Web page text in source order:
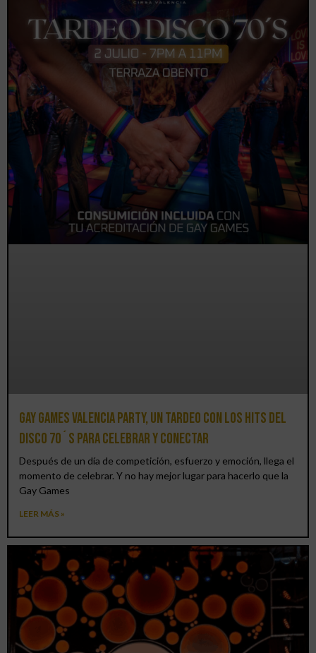
Gay Games Valencia Party, un tardeo con los hits del
DISCO 70´S para celebrar y conectar
Después de un día de competición, esfuerzo y emoción, llega el
momento de celebrar. Y no hay mejor lugar para hacerlo que la
Gay Games
LEER MÁS »